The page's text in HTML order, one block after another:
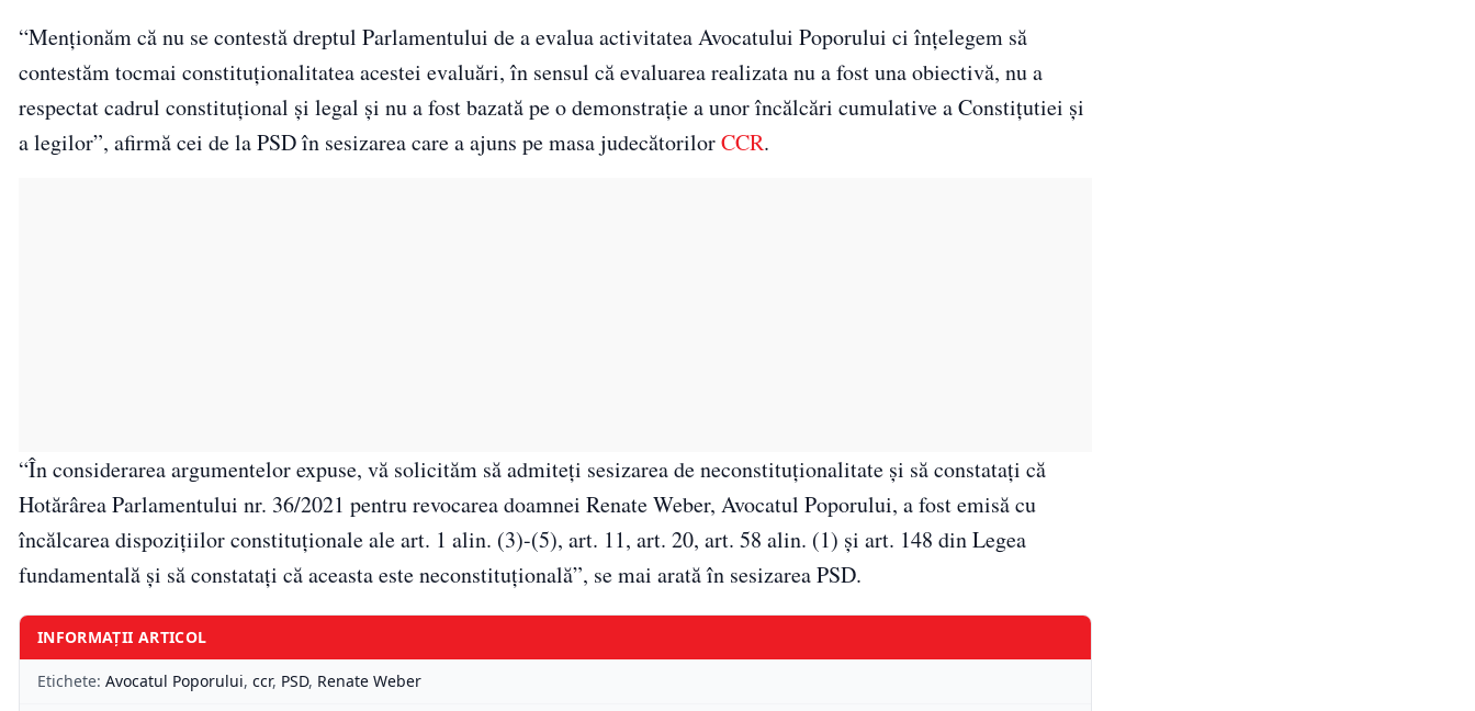
“Menționăm că nu se contestă dreptul Parlamentului de a evalua activitatea Avocatului Poporului ci înțelegem să
contestăm tocmai constituționalitatea acestei evaluări, în sensul că evaluarea realizata nu a fost una obiectivă, nu a
respectat cadrul constituțional și legal și nu a fost bazată pe o demonstrație a unor încălcări cumulative a Constițutiei și
a legilor”, afirmă cei de la PSD în sesizarea care a ajuns pe masa judecătorilorCCR.
“În considerarea argumentelor expuse, vă solicităm să admiteți sesizarea de neconstituționalitate și să constatați că
Hotărârea Parlamentului nr. 36/2021 pentru revocarea doamnei Renate Weber, Avocatul Poporului, a fost emisă cu
încălcarea dispozițiilor constituționale ale art. 1 alin. (3)-(5), art. 11, art. 20, art. 58 alin. (1) și art. 148 din Legea
fundamentală și să constatați că aceasta este neconstituțională”, se mai arată în sesizarea PSD.
INFORMAȚII ARTICOL
Etichete: Avocatul Poporului, ccr, PSD, Renate Weber